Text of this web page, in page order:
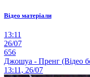
Відео матеріали
13:11
26/07
656
Джошуа - Пренг (Відео
13:11, 26/07